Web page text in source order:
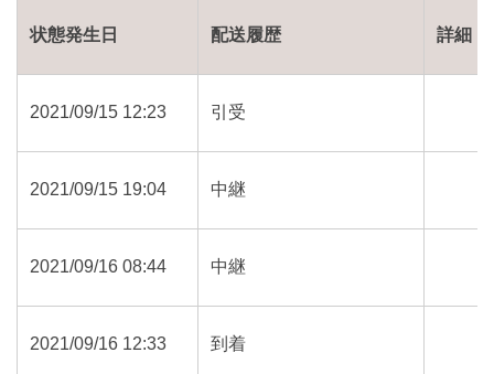
状態発生日 配送履歴 詳細
2021/09/15 12:23 引受
2021/09/15 19:04 中継
2021/09/16 08:44 中継
2021/09/16 12:33 到着